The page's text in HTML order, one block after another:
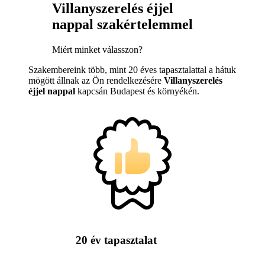
Villanyszerelés éjjel
nappal szakértelemmel
Miért minket válasszon?
Szakembereink több, mint 20 éves tapasztalattal a hátuk
mögött állnak az Ön rendelkezésére Villanyszerelés
éjjel nappal kapcsán Budapest és környékén.
20 év tapasztalat